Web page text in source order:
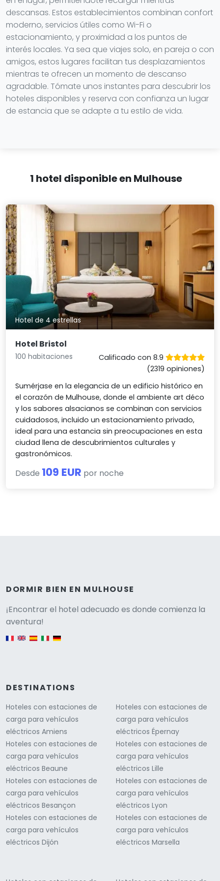
descansas. Estos establecimientos combinan confort
moderno, servicios útiles como Wi-Fi o
estacionamiento, y proximidad a los puntos de
interés locales. Ya sea que viajes solo, en pareja o con
amigos, estos lugares facilitan tus desplazamientos
mientras te ofrecen un momento de descanso
agradable. Tómate unos instantes para descubrir los
hoteles disponibles y reserva con confianza un lugar
de estancia que se adapte a tu estilo de vida.
1 hotel disponible en Mulhouse
Hotel de 4 estrellas
Hotel Bristol
100 habitaciones
Calificado con 8.9
(2319 opiniones)
Sumérjase en la elegancia de un edificio histórico en
el corazón de Mulhouse, donde el ambiente art déco
y los sabores alsacianos se combinan con servicios
cuidadosos, incluido un estacionamiento privado,
ideal para una estancia sin preocupaciones en esta
ciudad llena de descubrimientos culturales y
gastronómicos.
Desde 109 EUR por noche
DORMIR BIEN EN MULHOUSE
¡Encontrar el hotel adecuado es donde comienza la
aventura!
DESTINATIONS
Hoteles con estaciones de
carga para vehículos
eléctricos Amiens
Hoteles con estaciones de
carga para vehículos
eléctricos Beaune
Hoteles con estaciones de
carga para vehículos
eléctricos Besançon
Hoteles con estaciones de
carga para vehículos
eléctricos Dijón
Hoteles con estaciones de
carga para vehículos
eléctricos Épernay
Hoteles con estaciones de
carga para vehículos
eléctricos Lille
Hoteles con estaciones de
carga para vehículos
eléctricos Lyon
Hoteles con estaciones de
carga para vehículos
eléctricos Marsella